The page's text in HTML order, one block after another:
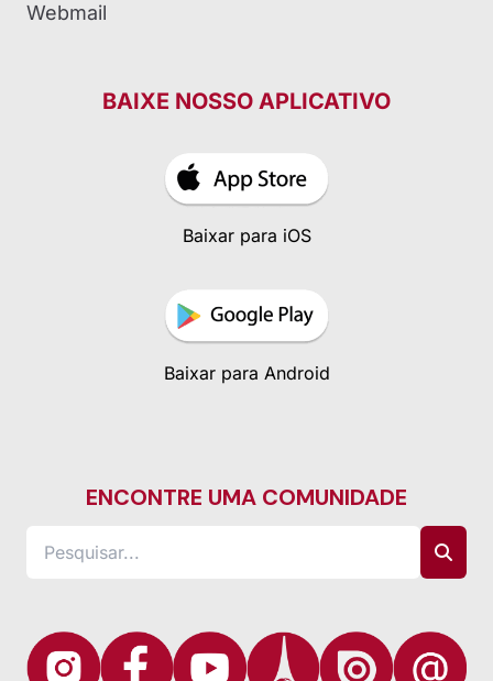
Webmail
BAIXE NOSSO APLICATIVO
Baixar para iOS
Baixar para Android
ENCONTRE UMA COMUNIDADE